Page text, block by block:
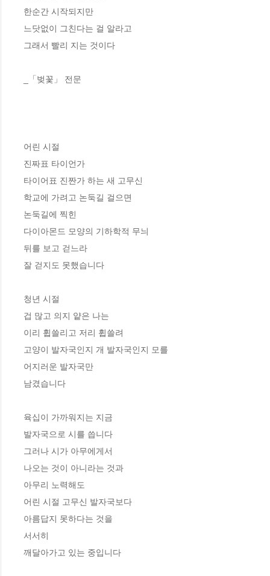
한순간 시작되지만
느닷없이 그친다는 걸 알라고
그래서 빨리 지는 것이다
_「벚꽃」 전문
어린 시절
진짜표 타이언가
타이어표 진짠가 하는 새 고무신
학교에 가려고 논둑길 걸으면
논둑길에 찍힌
다이아몬드 모양의 기하학적 무늬
뒤를 보고 걷느라
잘 걷지도 못했습니다
청년 시절
겁 많고 의지 얕은 나는
이리 휩쓸리고 저리 휩쓸려
고양이 발자국인지 개 발자국인지 모를
어지러운 발자국만
남겼습니다
육십이 가까워지는 지금
발자국으로 시를 씁니다
그러나 시가 아무에게서
나오는 것이 아니라는 것과
아무리 노력해도
어린 시절 고무신 발자국보다
아름답지 못하다는 것을
서서히
깨달아가고 있는 중입니다